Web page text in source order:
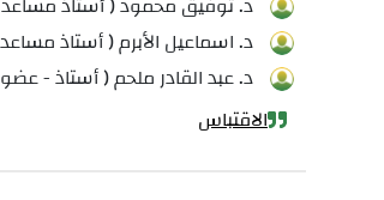
د. اسماعيل الأبرم ( أستاذ
د. عبد القادر ملحم ( أستاذ -
الاقتباس